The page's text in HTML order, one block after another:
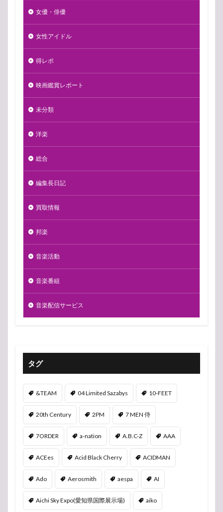
女優・俳優
女性アイドル
得レポ
映画鑑賞レポート
未分類
洋楽
総合
編集長日記
買取情報
邦楽
音楽活動
音楽番組
音楽配信サービス
タグ
&TEAM 04 Limited Sazabys 10-FEET
20th Century 2PM 7 MEN 侍
7ORDER a-nation A.B.C-Z AAA
ACEes Acid Black Cherry ACIDMAN
Ado Aerosmith aespa AI
Aichi Sky Expo(愛知県国際展示場) aiko